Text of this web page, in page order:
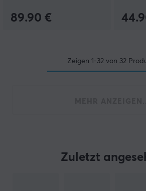
89.90 €
Zeigen 1-32von 32
Zuletzt